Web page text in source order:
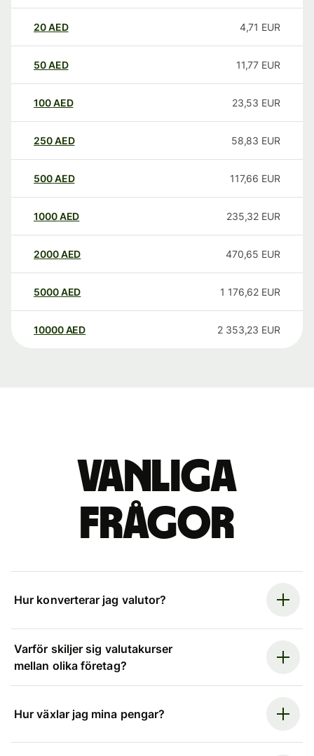
20AED 4,71 EUR
50AED 11,77 EUR
100AED 23,53 EUR
250AED 58,83 EUR
500AED 117,66 EUR
1000AED 235,32 EUR
2000AED 470,65 EUR
5000AED 1 176,62 EUR
10000 AED 2 353,23 EUR
Vanliga
frågor
Hur konverterar jag valutor?
Varför skiljer sig valutakurser
mellan olika företag?
Hur växlar jag mina pengar?